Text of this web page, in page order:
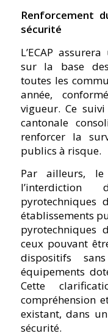
Renforcement
sécurité
L’ECAP
sur la base
toutes les
année,
vigueur. Ce
cantonale
renforcer la
publics à risque.
Par ailleurs, le
l’interdiction
pyrotechniques
établissements
pyrotechniques
ceux pouvant
dispositifs
équipements
Cette
compréhension
existant, dans
sécurité.